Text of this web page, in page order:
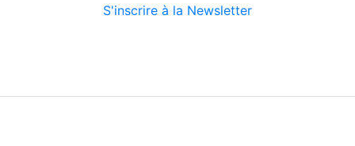
S'inscrire à la Newsletter